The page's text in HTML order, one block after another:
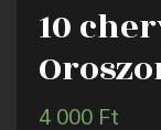
10
4 000 Ft